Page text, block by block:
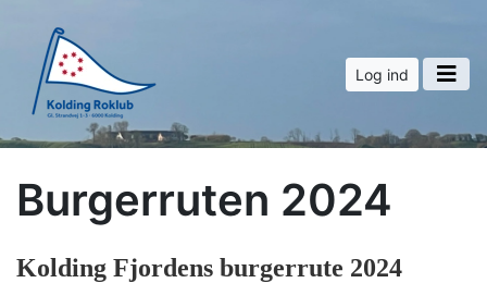
Log ind
Burgerruten 2024
Kolding Fjordens burgerrute 2024